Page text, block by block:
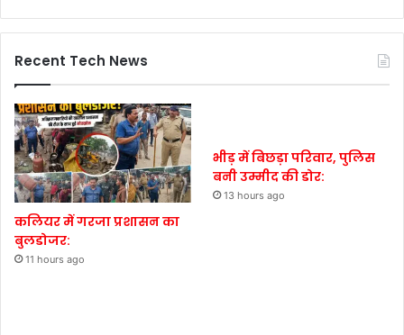
Recent Tech News
कलियर में गरजा प्रशासन का
बुलडोजर:
11 hours ago
भीड़ में बिछड़ा परिवार, पुलिस
बनी उम्मीद की डोर:
13 hours ago